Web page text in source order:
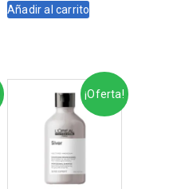
era:
es:
Añadir al carrito
¡Oferta!